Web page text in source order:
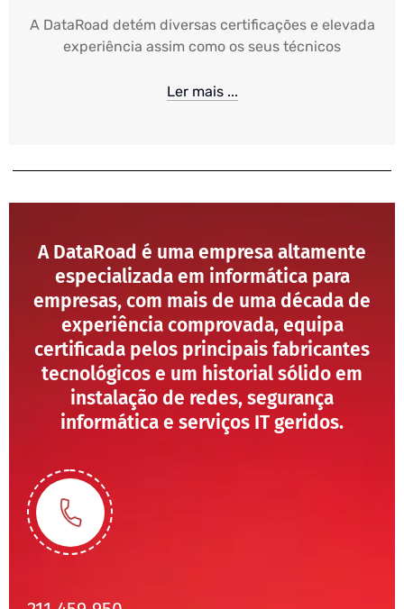
A DataRoad detém diversas certificações e elevada
experiência assim como os seus técnicos
Ler mais ...
A DataRoad é uma empresa altamente
especializada em informática para
empresas, com mais de uma década de
experiência comprovada, equipa
certificada pelos principais fabricantes
tecnológicos e um historial sólido em
instalação de redes, segurança
informática e serviços IT geridos.